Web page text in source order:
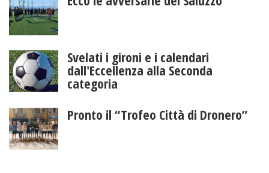
Svelati i gironi e i calendari
dall'Eccellenza alla Seconda
categoria
Pronto il “Trofeo Città di Dronero”